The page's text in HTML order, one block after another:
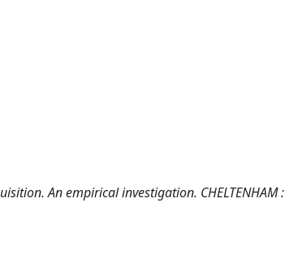
An empirical investigation. CHELTENHAM :